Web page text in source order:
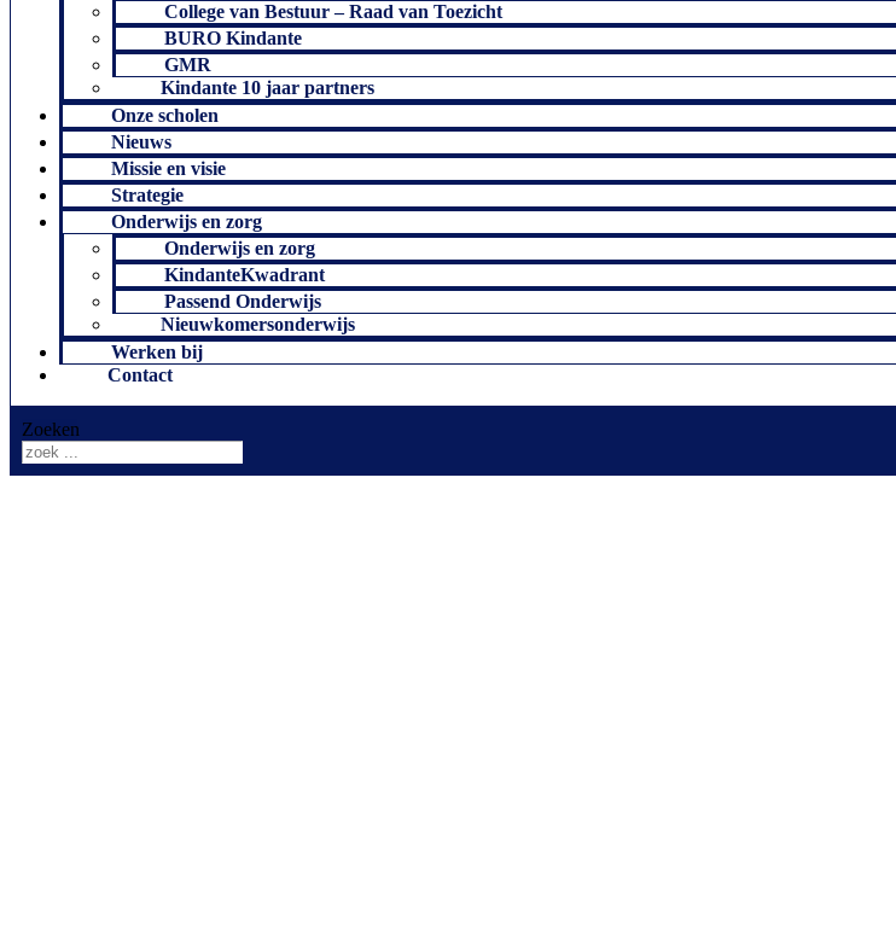
College van Bestuur – Raad van Toezicht
BURO Kindante
GMR
Kindante 10 jaar partners
Onze scholen
Nieuws
Missie en visie
Strategie
Onderwijs en zorg
Onderwijs en zorg
KindanteKwadrant
Passend Onderwijs
Nieuwkomersonderwijs
Werken bij
Contact
Zoeken